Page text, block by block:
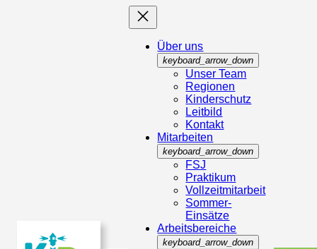
Über uns
keyboard_arrow_down
Unser Team
Regionen
Kinderschutz
Leitbild
Kontakt
Mitarbeiten
keyboard_arrow_down
FSJ
Praktikum
Vollzeitmitarbeit
Sommer-
Einsätze
Arbeitsbereiche
keyboard_arrow_down